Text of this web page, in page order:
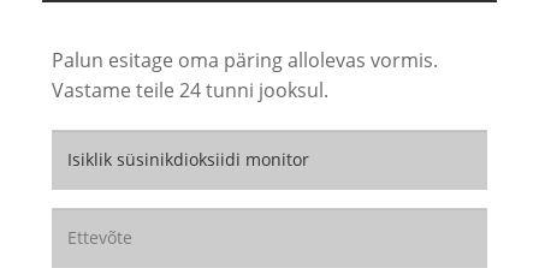
Palun esitage oma päring allolevas vormis.
Vastame teile 24 tunni jooksul.